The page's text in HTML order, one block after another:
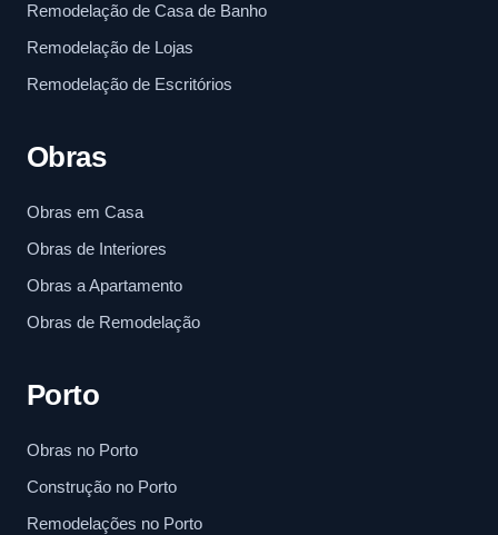
Remodelação de Casa de Banho
Remodelação de Lojas
Remodelação de Escritórios
Obras
Obras em Casa
Obras de Interiores
Obras a Apartamento
Obras de Remodelação
Porto
Obras no Porto
Construção no Porto
Remodelações no Porto